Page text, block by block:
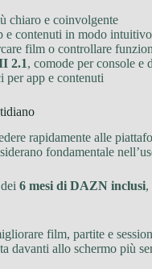
chiaro e coinvolgente
e contenuti in modo intuitivo
film o controllare
2.1, comode per console e
per app e contenuti
rapidamente alle
fondamentale
6 mesi di DAZN inclusi,
film, partite e
davanti allo schermo più